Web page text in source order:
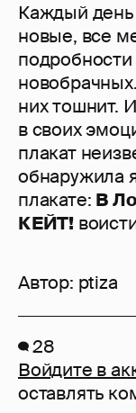
Каждый день
новые, все
них тошнит.
в своих
плакат
обнаружила
плакате: В
КЕЙТ!
Автор: ptiza
28
Войдите в
оставлять